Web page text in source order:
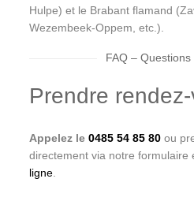
Hulpe) et le Brabant flamand
Wezembeek-Oppem, etc.).
FAQ –
Prendre
Appelez le0485 54 85 80 ou
directement via notre formulaire
ligne